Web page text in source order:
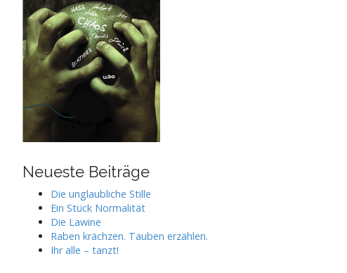
Neueste Beiträge
Die unglaubliche Stille
Ein Stück Normalität
Die Lawine
Raben krächzen. Tauben erzählen.
Ihr alle – tanzt!